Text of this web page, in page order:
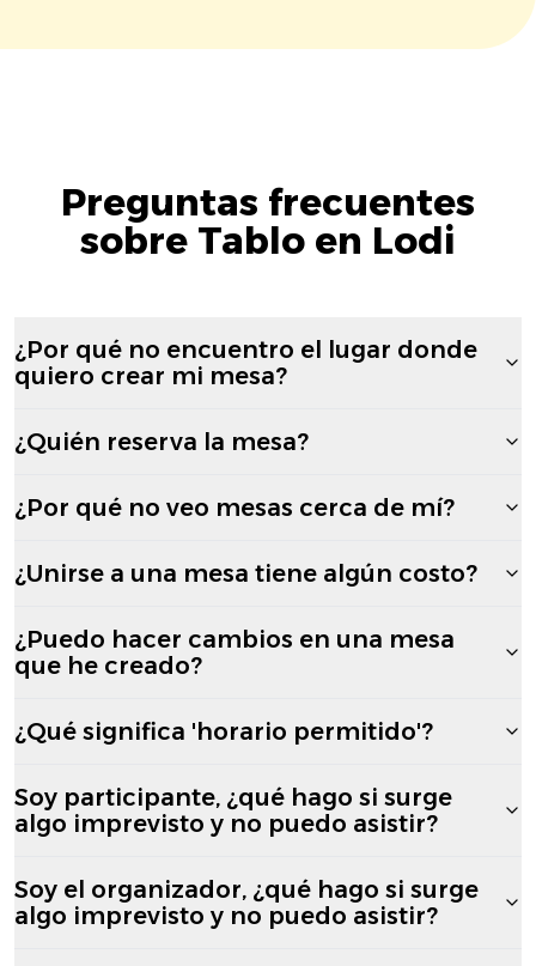
Preguntas frecuentes
sobre Tablo en Lodi
¿Por qué no encuentro el lugar donde
quiero crear mi mesa?
¿Quién reserva la mesa?
¿Por qué no veo mesas cerca de mí?
¿Unirse a una mesa tiene algún costo?
¿Puedo hacer cambios en una mesa
que he creado?
¿Qué significa 'horario permitido'?
Soy participante, ¿qué hago si surge
algo imprevisto y no puedo asistir?
Soy el organizador, ¿qué hago si surge
algo imprevisto y no puedo asistir?